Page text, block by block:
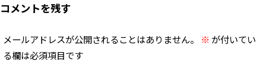
コメントを残す
メールアドレスが公開されることはありません。 ※ が付いてい
る欄は必須項目です